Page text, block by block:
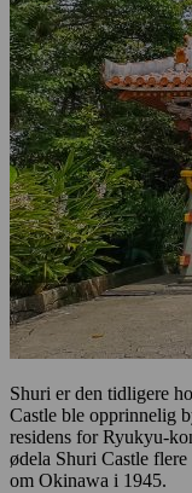
Shuri er den tidligere
Castle ble opprinnelig
residens for Ryukyu-
ødela Shuri Castle
om Okinawa i 1945.